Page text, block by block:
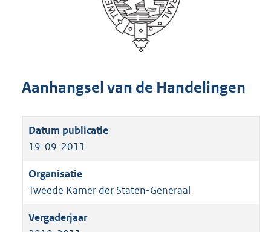
Aanhangsel van de Handelingen
19-09-2011
Tweede Kamer der Staten-Generaal